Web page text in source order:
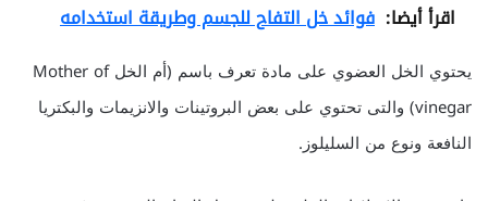
اقرأ أيضا: فوائد خل التفاح للجسم وطريقة استخدامه
يحتوي الخل العضوي على مادة تعرف باسم (أم الخل Mother of
vinegar) والتى تحتوي على بعض البروتينات والانزيمات والبكتريا
النافعة ونوع من السليلوز.